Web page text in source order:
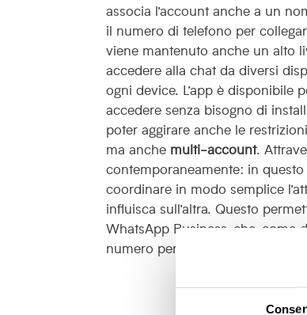
associa l’account anche a un
il numero di telefono per
viene mantenuto anche un alto
accedere alla chat da diversi
ogni device. L’app è disponibile
accedere senza bisogno di
poter aggirare anche le
ma anche multi-account.
contemporaneamente: in
coordinare in modo semplice
influisca sull’altra. Questo
WhatsApp Business, che, come
numero per la propria attività